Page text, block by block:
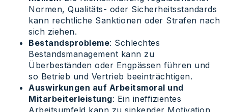
Normen, Qualitäts- oder Sicherheitsstandards
kann rechtliche Sanktionen oder Strafen nach
sich ziehen.
Bestandsprobleme: Schlechtes
Bestandsmanagement kann zu
Überbeständen oder Engpässen führen und
so Betrieb und Vertrieb beeinträchtigen.
Auswirkungen auf Arbeitsmoral und
Mitarbeiterleistung: Ein ineffizientes
Arbeitsumfeld kann zu sinkender Motivation,